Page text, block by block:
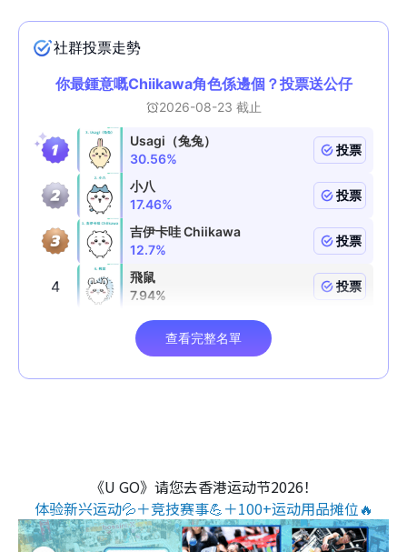
《U GO》请您去香港运动节2026！
体验新兴运动💦＋竞技赛事💪＋100+运动用品摊位🔥